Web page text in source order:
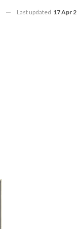
Last updated 17 Apr